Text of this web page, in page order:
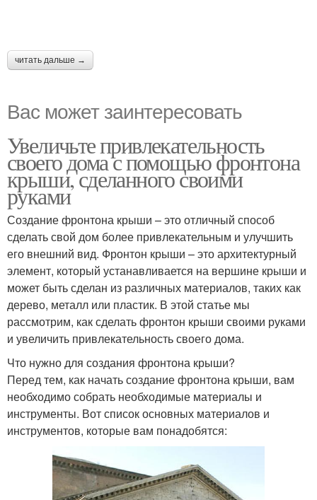
читать дальше →
Вас может заинтересовать
Увеличьте привлекательность
своего дома с помощью фронтона
крыши, сделанного своими
руками
Создание фронтона крыши – это отличный способ
сделать свой дом более привлекательным и улучшить
его внешний вид. Фронтон крыши – это архитектурный
элемент, который устанавливается на вершине крыши и
может быть сделан из различных материалов, таких как
дерево, металл или пластик. В этой статье мы
рассмотрим, как сделать фронтон крыши своими руками
и увеличить привлекательность своего дома.
Что нужно для создания фронтона крыши?
Перед тем, как начать создание фронтона крыши, вам
необходимо собрать необходимые материалы и
инструменты. Вот список основных материалов и
инструментов, которые вам понадобятся: